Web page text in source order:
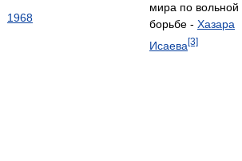
1968
мира по вольной
борьбе - Хазара
Исаева[3]